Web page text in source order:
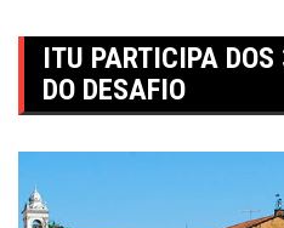
ITU PARTICIPA
DO DESAFIO